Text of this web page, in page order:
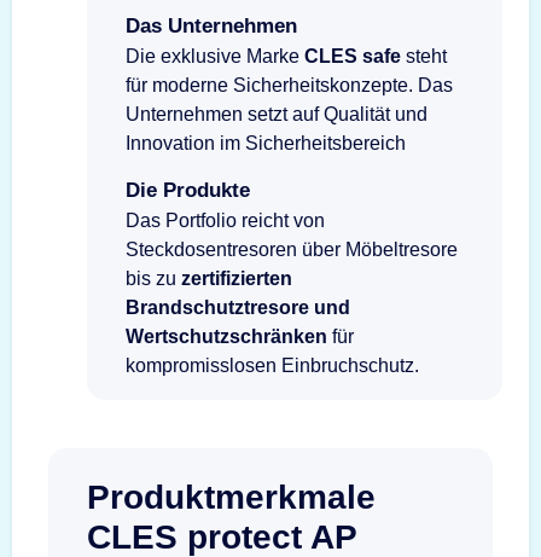
Das Unternehmen
Die exklusive Marke CLES safe steht
für moderne Sicherheitskonzepte. Das
Unternehmen setzt auf Qualität und
Innovation im Sicherheitsbereich
Die Produkte
Das Portfolio reicht von
Steckdosentresoren über Möbeltresore
bis zu zertifizierten
Brandschutztresore und
Wertschutzschränken für
kompromisslosen Einbruchschutz.
Produktmerkmale
CLES protect AP